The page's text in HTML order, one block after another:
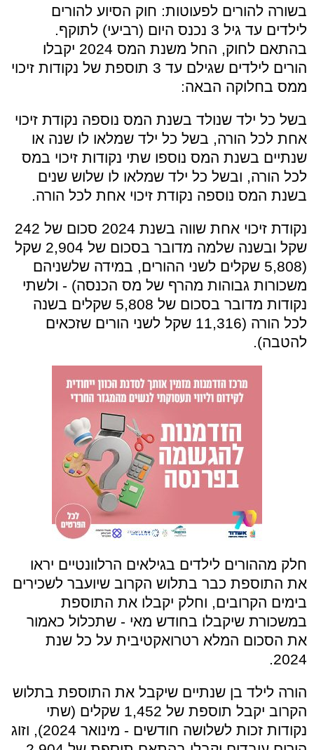
בשורה להורים לפעוטות: חוק הסיוע להורים
לילדים עד גיל 3 נכנס היום (רביעי) לתוקף.
בהתאם לחוק, החל משנת המס 2024 יקבלו
הורים לילדים שגילם עד 3 תוספת של נקודות זיכוי
ממס בחלוקה הבאה:
בשל כל ילד שנולד בשנת המס נוספה נקודת זיכוי
אחת לכל הורה, בשל כל ילד שמלאו לו שנה או
שנתיים בשנת המס נוספו שתי נקודות זיכוי במס
לכל הורה, ובשל כל ילד שמלאו לו שלוש שנים
בשנת המס נוספה נקודת זיכוי אחת לכל הורה.
נקודת זיכוי אחת שווה בשנת 2024 סכום של 242
שקל ובשנה שלמה מדובר בסכום של 2,904 שקל
(5,808 שקלים לשני ההורים, במידה שלשניהם
משכורות גבוהות מהרף של מס הכנסה) - ולשתי
נקודות מדובר בסכום של 5,808 שקלים בשנה
לכל הורה (11,316 שקל לשני הורים שזכאים
להטבה).
חלק מההורים לילדים בגילאים הרלוונטיים יראו
את התוספת כבר בתלוש הקרוב שיועבר לשכירים
בימים הקרובים, וחלק יקבלו את התוספת
במשכורת שיקבלו בחודש מאי - שתכלול כאמור
את הסכום המלא רטרואקטיבית על כל שנת
2024.
הורה לילד בן שנתיים שיקבל את התוספת בתלוש
הקרוב יקבל תוספת של 1,452 שקלים (שתי
נקודות זכות לשלושה חודשים - מינואר 2024), וזוג